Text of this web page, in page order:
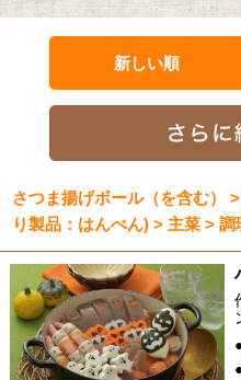
新しい順
さつま揚げボール（を含む）
り製品：はんぺん) > 主菜 >